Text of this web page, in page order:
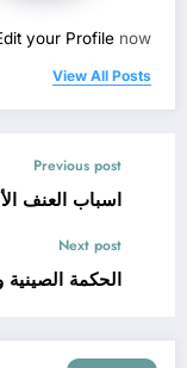
your Profile now.
View All Posts
Previous post
اسباب العنف
Next post
الحكمة الصينية